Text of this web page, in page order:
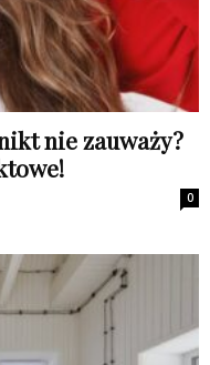
nie zauważy?
0